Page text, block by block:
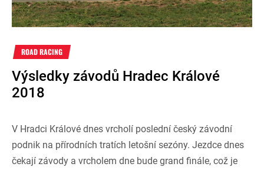
ROAD RACING
Výsledky závodů Hradec Králové
2018
V Hradci Králové dnes vrcholí poslední český závodní
podnik na přírodních tratích letošní sezóny. Jezdce dnes
čekají závody a vrcholem dne bude grand finále, což je